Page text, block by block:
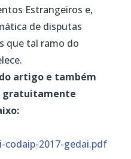
Estrangeiros e,
de disputas
que tal ramo do
artigo e também
gratuitamente
2017-gedai.pdf